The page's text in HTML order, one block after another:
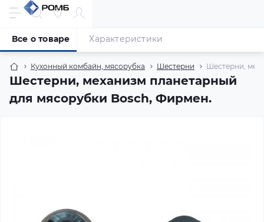
Кухонный комбайн, мясорубка Шестерни Шестерни,
Шестерни, механизм планетарный
для мясорубки Bosch, Фирмен.
Все о товаре Характеристики